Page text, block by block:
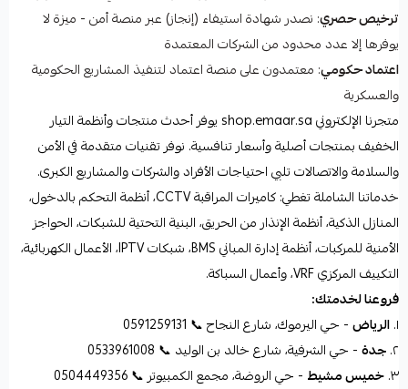
ترخيص حصري: نصدر شهادة استيفاء (إنجاز) عبر منصة أمن - ميزة لا
يوفرها إلا عدد محدود من الشركات المعتمدة
اعتماد حكومي: معتمدون على منصة اعتماد لتنفيذ المشاريع الحكومية
والعسكرية
متجرنا الإلكتروني shop.emaar.sa يوفر أحدث منتجات وأنظمة التيار
الخفيف بمنتجات أصلية وأسعار تنافسية. نوفر تقنيات متقدمة في الأمن
والسلامة والاتصالات تلبي احتياجات الأفراد والشركات والمشاريع الكبرى.
خدماتنا الشاملة تغطي: كاميرات المراقبة CCTV، أنظمة التحكم بالدخول،
المنازل الذكية، أنظمة الإنذار من الحريق، البنية التحتية للشبكات، الحواجز
الأمنية للمركبات، أنظمة إدارة المباني BMS، شبكات IPTV، الأعمال الكهربائية،
التكييف المركزي VRF، وأعمال السباكة.
فروعنا لخدمتك:
١. الرياض- حي اليرموك، شارع النجاح 📞 0591259131
٢. جدة- حي الشرفية، شارع خالد بن الوليد 📞 0533961008
٣. خميس مشيط - حي الروضة، مجمع الكمبيوتر 📞 0504449356